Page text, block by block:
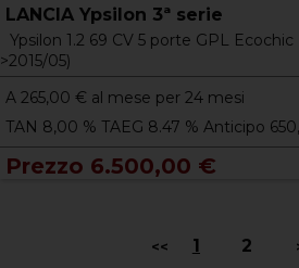
LANCIA Ypsilon 3ª serie
Ypsilon 1.2 69 CV 5 porte GPL
>2015/05)
A 265,00 € al mese per 24 mesi
TAN 8,00 % TAEG 8.47 % Anticipo
Prezzo 6.500,00 €
<< 1 2